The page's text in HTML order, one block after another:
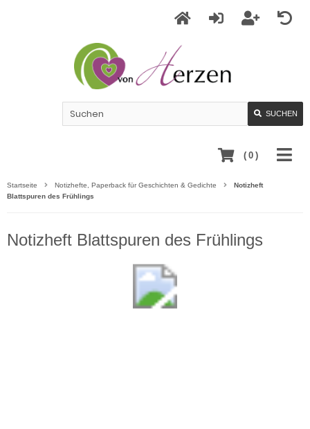
SUCHEN
( 0 )
Startseite Notizhefte, Paperback für Geschichten & Gedichte
Notizheft
Blattspuren des Frühlings
Notizheft Blattspuren des Frühlings